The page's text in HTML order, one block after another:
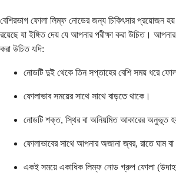
বেশিরভাগ ফোলা লিম্ফ নোডের জন্য চিকিৎসার প্রয়োজন হয়
রয়েছে যা ইঙ্গিত দেয় যে আপনার পরীক্ষা করা উচিত।
করা উচিত যদি:
নোডটি দুই থেকে তিন সপ্তাহের বেশি সময় ধরে
ফোলাভাব সময়ের সাথে সাথে বাড়তে থাকে।
নোডটি শক্ত, স্থির বা অনিয়মিত আকারের অনুভূত
ফোলাভাবের সাথে আপনার অজানা জ্বর, রাতে ঘাম
একই সময়ে একাধিক লিম্ফ নোড গ্রুপ ফোলা